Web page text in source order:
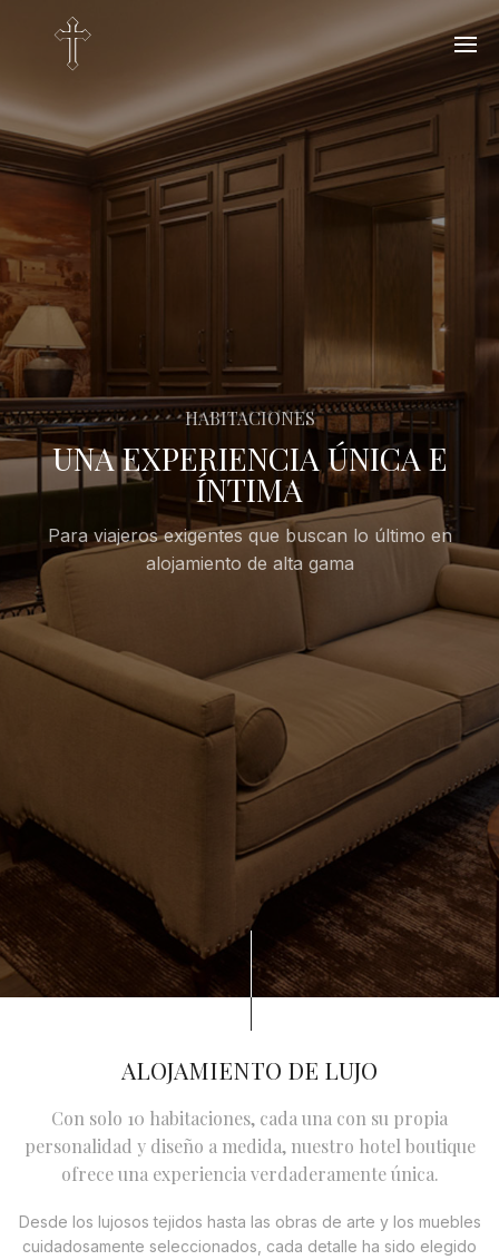
HABITACIONES
UNA EXPERIENCIA ÚNICA E
ÍNTIMA
Para viajeros exigentes que buscan lo último en
alojamiento de alta gama
ALOJAMIENTO DE LUJO
Con solo 10 habitaciones, cada una con su propia
personalidad y diseño a medida, nuestro hotel boutique
ofrece una experiencia verdaderamente única.
Desde los lujosos tejidos hasta las obras de arte y los muebles
cuidadosamente seleccionados, cada detalle ha sido elegido